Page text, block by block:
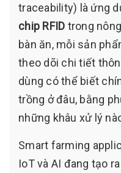
traceability) là ứng
chip RFID trong
bàn ăn, mỗi sản
theo dõi chi tiết
dùng có thể biết
trồng ở đâu, bằng
những khâu xử lý
Smart farming
IoT và AI đang tạo